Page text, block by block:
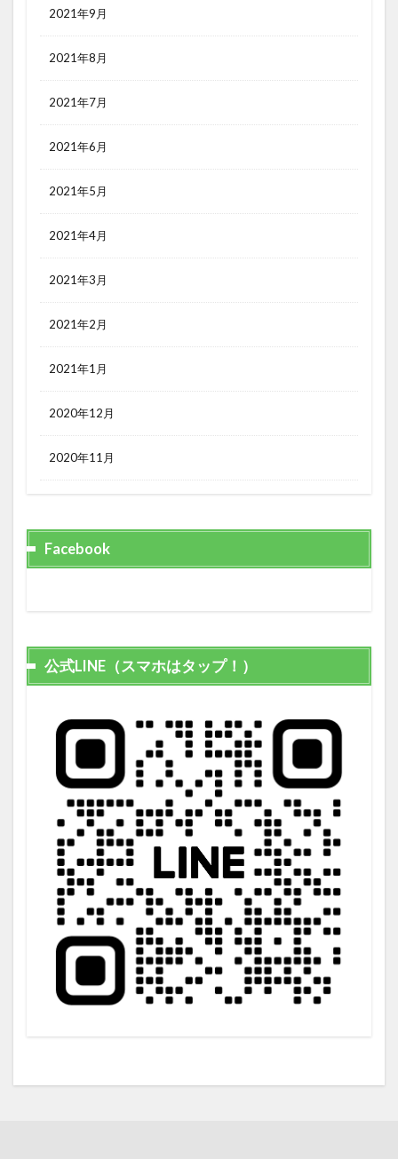
2021年9月
2021年8月
2021年7月
2021年6月
2021年5月
2021年4月
2021年3月
2021年2月
2021年1月
2020年12月
2020年11月
Facebook
公式LINE（スマホはタップ！）